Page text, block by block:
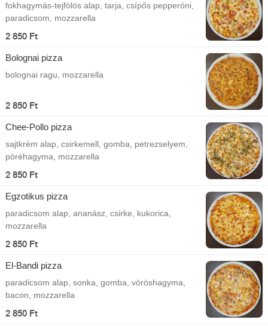
fokhagymás-tejfölös alap, tarja, csípős pepperóni,
paradicsom, mozzarella
2 850 Ft
Bolognai pizza
bolognai ragu, mozzarella
2 850 Ft
Chee-Pollo pizza
sajtkrém alap, csirkemell, gomba, petrezselyem,
póréhagyma, mozzarella
2 850 Ft
Egzotikus pizza
paradicsom alap, ananász, csirke, kukorica,
mozzarella
2 850 Ft
El-Bandi pizza
paradicsom alap, sonka, gomba, vöröshagyma,
bacon, mozzarella
2 850 Ft